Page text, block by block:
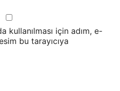
kullanılması için adım, e-
bu tarayıcıya